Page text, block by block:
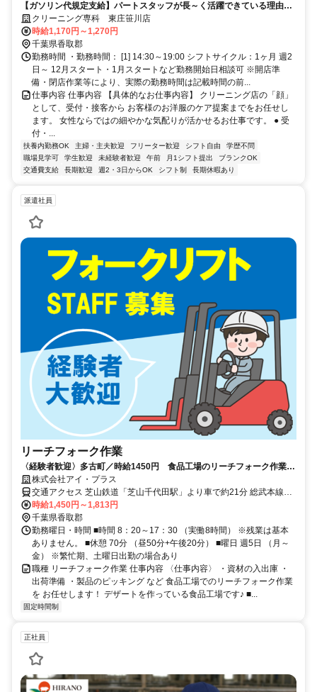
【ガソリン代規定支給】パートスタッフが長～く活躍できている理由
は・・・職場環境の良さ！
クリーニング専科 東庄笹川店
時給1,170円～1,270円
千葉県香取郡
勤務時間 ・勤務時間： [1] 14:30～19:00 シフトサイクル：1ヶ月 週2
日～ 12月スタート・1月スタートなど勤務開始日相談可 ※開店準
備・閉店作業等により、実際の勤務時間は記載時間の前...
仕事内容 仕事内容 【具体的なお仕事内容】 クリーニング店の「顔」
として、受付・接客から お客様のお洋服のケア提案までをお任せし
ます。 女性ならではの細やかな気配りが活かせるお仕事です。 ● 受
付・...
扶養内勤務OK 主婦・主夫歓迎 フリーター歓迎 シフト自由
学歴不問
職場見学可
学生歓迎 未経験者歓迎 午前 月1シフト提出
ブランクOK
交通費支給
長期歓迎 週2・3日からOK シフト制 長期休暇あり
派遣社員
リーチフォーク作業
〈経験者歓迎〉多古町／時給1450円 食品工場のリーチフォーク作業
～50歳位迄の男性活躍中！
株式会社アイ・プラス
交通アクセス 芝山鉄道「芝山千代田駅」より車で約21分 総武本線
「飯倉駅」より車で21分 総武本線「横芝駅」より車で27分
時給1,450円～1,813円
千葉県香取郡
勤務曜日・時間 ■時間 8：20～17：30 （実働8時間） ※残業は基本
ありません。 ■休憩 70分 （昼50分+午後20分） ■曜日 週5日 （月～
金） ※繁忙期、土曜日出勤の場合あり
職種 リーチフォーク作業 仕事内容 〈仕事内容〉 ・資材の入出庫 ・
出荷準備 ・製品のピッキング など 食品工場でのリーチフォーク作業
を お任せします！ デザートを作っている食品工場です♪ ■...
固定時間制
正社員